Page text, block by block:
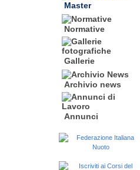
Master
Normative
Gallerie
Archivio news
Annunci